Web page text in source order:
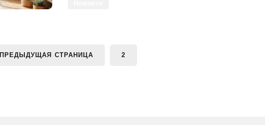
ПРЕДЫДУЩАЯ СТРАНИЦА 2